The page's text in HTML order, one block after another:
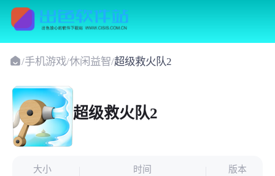
/手机游戏/休闲益智/超级救火队2
超级救火队2
大小
时间
版本